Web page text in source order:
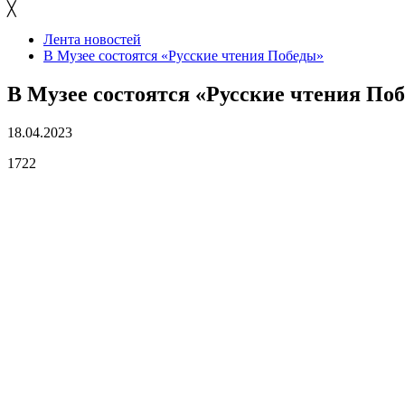
╳
Лента новостей
В Музее состоятся «Русские чтения Победы»
В Музее состоятся «Русские чтения
18.04.2023
1722